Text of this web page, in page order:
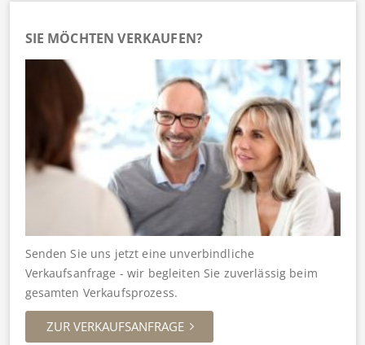
SIE MÖCHTEN VERKAUFEN?
Senden Sie uns jetzt eine unverbindliche
Verkaufsanfrage - wir begleiten Sie zuverlässig beim
gesamten Verkaufsprozess.
ZUR VERKAUFSANFRAGE